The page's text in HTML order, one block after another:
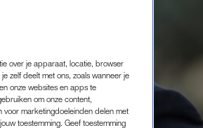
over je apparaat, locatie, browser
zelf deelt met ons, zoals wanneer je
onze websites en apps te
om onze content,
voor marketingdoeleinden delen met
toestemming. Geef toestemming